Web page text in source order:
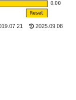
2025.09.08